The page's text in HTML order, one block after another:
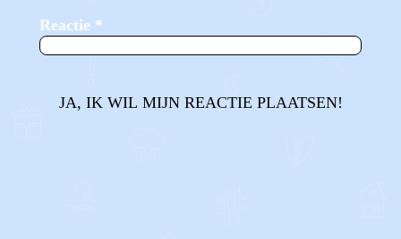
Reactie *
JA, IK WIL MIJN REACTIE PLAATSEN!